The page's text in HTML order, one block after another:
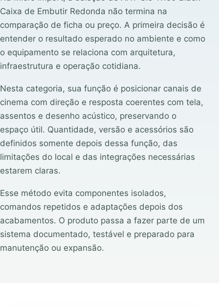
Caixa de Embutir Redonda não termina na
comparação de ficha ou preço. A primeira decisão é
entender o resultado esperado no ambiente e como
o equipamento se relaciona com arquitetura,
infraestrutura e operação cotidiana.
Nesta categoria, sua função é posicionar canais de
cinema com direção e resposta coerentes com tela,
assentos e desenho acústico, preservando o
espaço útil. Quantidade, versão e acessórios são
definidos somente depois dessa função, das
limitações do local e das integrações necessárias
estarem claras.
Esse método evita componentes isolados,
comandos repetidos e adaptações depois dos
acabamentos. O produto passa a fazer parte de um
sistema documentado, testável e preparado para
manutenção ou expansão.